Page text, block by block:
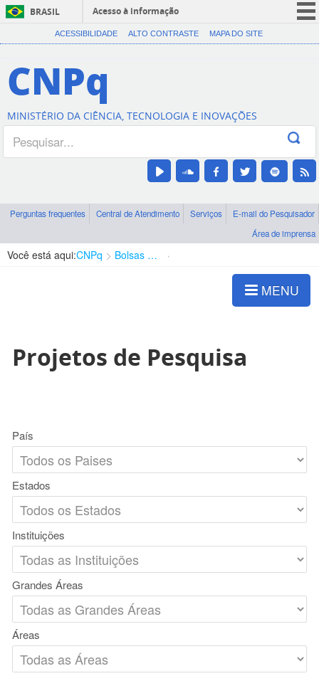
BRASIL
Acesso à informação
CORONAVÍRUS (COVID-19)
Canais
ACESSIBILIDADE ALTO CONTRASTE MAPA DO SITE
CNPq
MINISTÉRIO DA CIÊNCIA, TECNOLOGIA E INOVAÇÕES
Perguntas frequentes Central de Atendimento Serviços
E-mail do Pesquisador
Área de imprensa
Você está aqui:CNPq Bolsas e Auxílios Vigentes
MENU
Projetos de Pesquisa
País
Estados
Instituições
Grandes Áreas
Áreas